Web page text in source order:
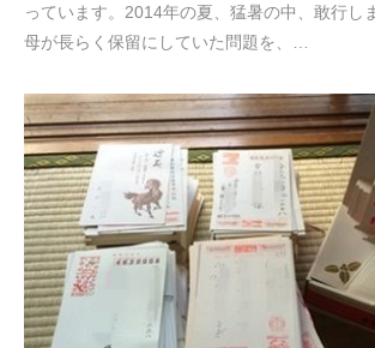
っています。2014年の夏、猛暑の中、敢行し
母が長らく保留にしていた問題を、…